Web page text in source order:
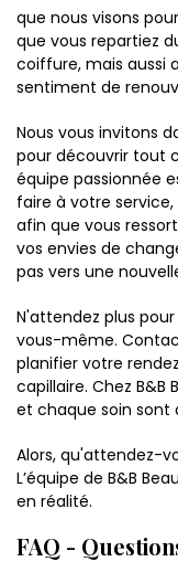
que nous visons
que vous repartiez
coiffure, mais aussi
sentiment de
Nous vous invitons
pour découvrir tout
équipe passionnée
faire à votre
afin que vous
vos envies de
pas vers une
N'attendez plus
vous-même.
planifier votre
capillaire. Chez
et chaque soin sont
Alors, qu'attendez-
L’équipe de B&B
en réalité.
FAQ -